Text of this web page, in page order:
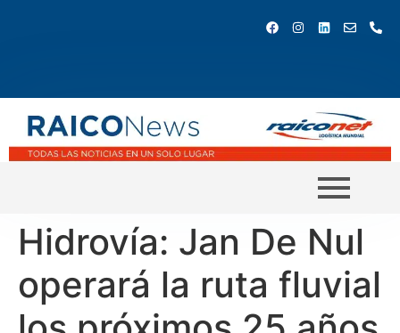
Hidrovía: Jan De Nul
operará la ruta fluvial